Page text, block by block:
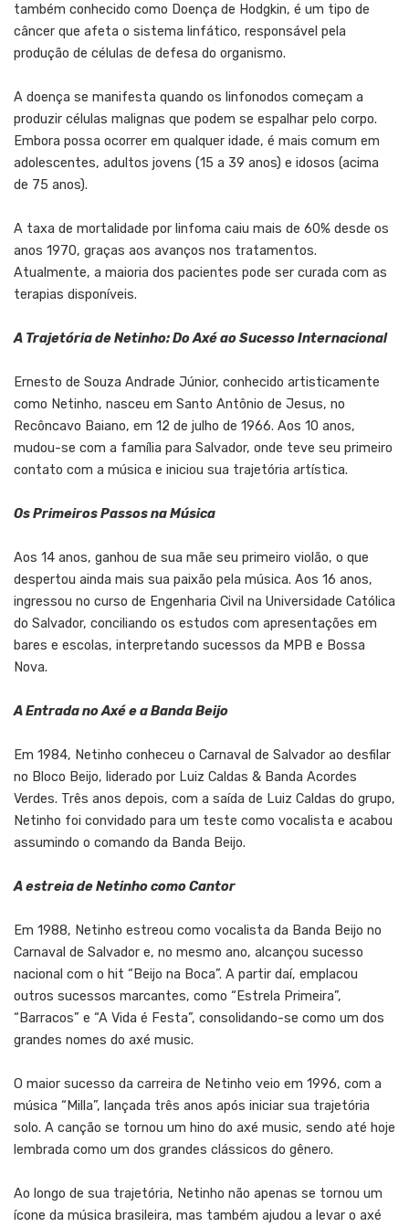
também conhecido como Doença de Hodgkin, é um tipo de
câncer que afeta o sistema linfático, responsável pela
produção de células de defesa do organismo.
A doença se manifesta quando os linfonodos começam a
produzir células malignas que podem se espalhar pelo corpo.
Embora possa ocorrer em qualquer idade, é mais comum em
adolescentes, adultos jovens (15 a 39 anos) e idosos (acima
de 75 anos).
A taxa de mortalidade por linfoma caiu mais de 60% desde os
anos 1970, graças aos avanços nos tratamentos.
Atualmente, a maioria dos pacientes pode ser curada com as
terapias disponíveis.
A Trajetória de Netinho: Do Axé ao Sucesso Internacional
Ernesto de Souza Andrade Júnior, conhecido artisticamente
como Netinho, nasceu em Santo Antônio de Jesus, no
Recôncavo Baiano, em 12 de julho de 1966. Aos 10 anos,
mudou-se com a família para Salvador, onde teve seu primeiro
contato com a música e iniciou sua trajetória artística.
Os Primeiros Passos na Música
Aos 14 anos, ganhou de sua mãe seu primeiro violão, o que
despertou ainda mais sua paixão pela música. Aos 16 anos,
ingressou no curso de Engenharia Civil na Universidade Católica
do Salvador, conciliando os estudos com apresentações em
bares e escolas, interpretando sucessos da MPB e Bossa
Nova.
A Entrada no Axé e a Banda Beijo
Em 1984, Netinho conheceu o Carnaval de Salvador ao desfilar
no Bloco Beijo, liderado por Luiz Caldas & Banda Acordes
Verdes. Três anos depois, com a saída de Luiz Caldas do grupo,
Netinho foi convidado para um teste como vocalista e acabou
assumindo o comando da Banda Beijo.
A estreia de Netinho como Cantor
Em 1988, Netinho estreou como vocalista da Banda Beijo no
Carnaval de Salvador e, no mesmo ano, alcançou sucesso
nacional com o hit “Beijo na Boca”. A partir daí, emplacou
outros sucessos marcantes, como “Estrela Primeira”,
“Barracos” e “A Vida é Festa”, consolidando-se como um dos
grandes nomes do axé music.
O maior sucesso da carreira de Netinho veio em 1996, com a
música “Milla”, lançada três anos após iniciar sua trajetória
solo. A canção se tornou um hino do axé music, sendo até hoje
lembrada como um dos grandes clássicos do gênero.
Ao longo de sua trajetória, Netinho não apenas se tornou um
ícone da música brasileira, mas também ajudou a levar o axé